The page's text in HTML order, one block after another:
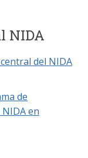
NIDA
del NIDA
de
en